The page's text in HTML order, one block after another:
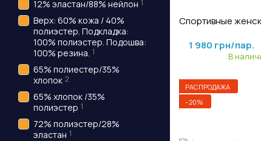
1 980 грн/пар.
В
РАСПРОДАЖА
−20%
12% эластан/88% нейлон 1
Верх: 60% кожа / 40%
полиэстер. Подкладка:
100% полиэстер. Подошва:
100% резина. 1
65% полиестер/35%
хлопок 2
65% хлопок /35%
полиэстер 1
72% полиэстер/28%
эластан 1